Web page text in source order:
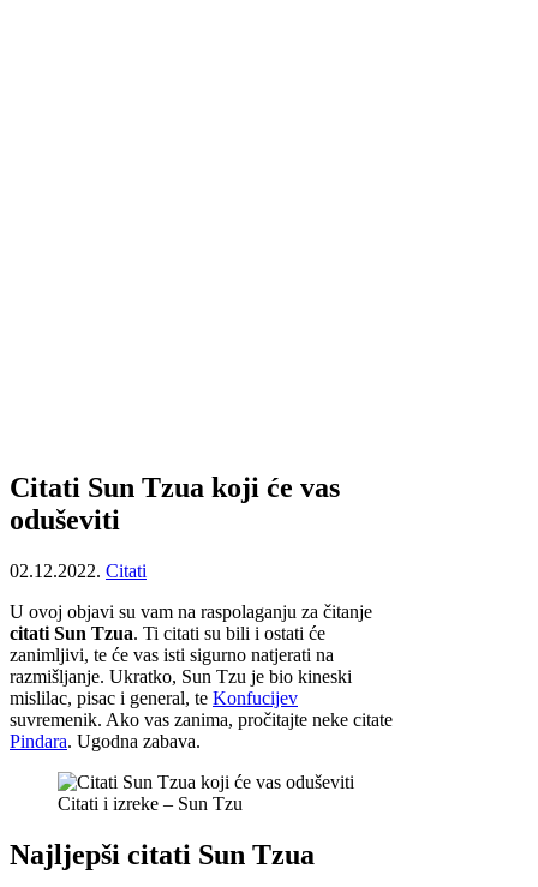
Citati Sun Tzua koji će vas
oduševiti
02.12.2022. Citati
U ovoj objavi su vam na raspolaganju za čitanje
citati Sun Tzua. Ti citati su bili i ostati će
zanimljivi, te će vas isti sigurno natjerati na
razmišljanje. Ukratko, Sun Tzu je bio kineski
mislilac, pisac i general, te Konfucijev
suvremenik. Ako vas zanima, pročitajte neke citate
Pindara. Ugodna zabava.
Citati i izreke – Sun Tzu
Najljepši citati Sun Tzua